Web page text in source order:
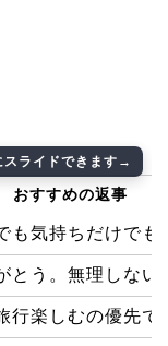
おすすめの返事
も気持ちだけでも
とう。無理しない
行楽しむの優先で